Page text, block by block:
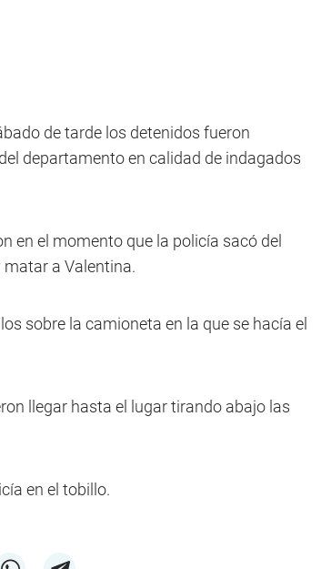
de tarde los detenidos fueron
departamento en calidad de indagados
en el momento que la policía sacó del
a Valentina.
sobre la camioneta en la que se hacía el
llegar hasta el lugar tirando abajo las
en el tobillo.